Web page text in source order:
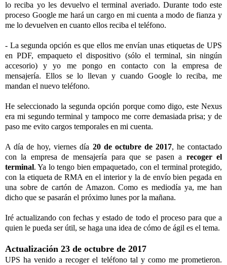
lo reciba yo les devuelvo el terminal averiado. Durante todo este
proceso Google me hará un cargo en mi cuenta a modo de fianza y
me lo devuelven en cuanto ellos reciba el teléfono.
- La segunda opción es que ellos me envían unas etiquetas de UPS
en PDF, empaqueto el dispositivo (sólo el terminal, sin ningún
accesorio) y yo me pongo en contacto con la empresa de
mensajería. Ellos se lo llevan y cuando Google lo reciba, me
mandan el nuevo teléfono.
He seleccionado la segunda opción porque como digo, este Nexus
era mi segundo terminal y tampoco me corre demasiada prisa; y de
paso me evito cargos temporales en mi cuenta.
A día de hoy, viernes día 20 de octubre de 2017, he contactado
con la empresa de mensajería para que se pasen a recoger el
terminal. Ya lo tengo bien empaquetado, con el terminal protegido,
con la etiqueta de RMA en el interior y la de envío bien pegada en
una sobre de cartón de Amazon. Como es mediodía ya, me han
dicho que se pasarán el próximo lunes por la mañana.
Iré actualizando con fechas y estado de todo el proceso para que a
quien le pueda ser útil, se haga una idea de cómo de ágil es el tema.
Actualización 23 de octubre de 2017
UPS ha venido a recoger el teléfono tal y como me prometieron.